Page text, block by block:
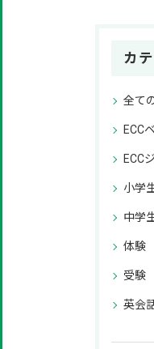
カ
全て
ECC
ECC
小学
中学
体験
受験
英会